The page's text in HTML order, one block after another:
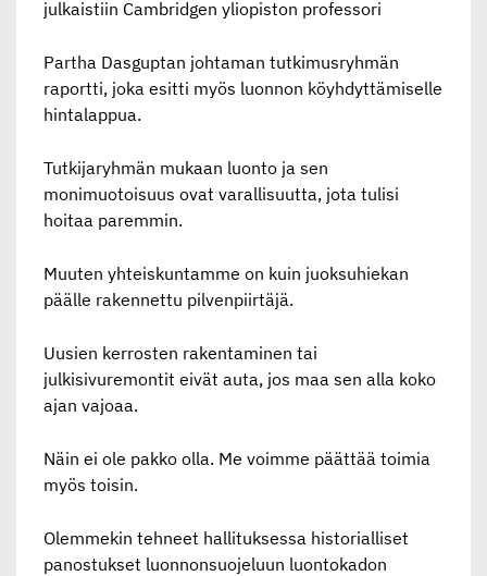
julkaistiin Cambridgen yliopiston professori
Partha Dasguptan johtaman tutkimusryhmän
raportti, joka esitti myös luonnon köyhdyttämiselle
hintalappua.
Tutkijaryhmän mukaan luonto ja sen
monimuotoisuus ovat varallisuutta, jota tulisi
hoitaa paremmin.
Muuten yhteiskuntamme on kuin juoksuhiekan
päälle rakennettu pilvenpiirtäjä.
Uusien kerrosten rakentaminen tai
julkisivuremontit eivät auta, jos maa sen alla koko
ajan vajoaa.
Näin ei ole pakko olla. Me voimme päättää toimia
myös toisin.
Olemmekin tehneet hallituksessa historialliset
panostukset luonnonsuojeluun luontokadon